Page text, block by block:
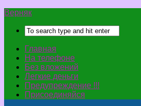
Верняк
Главная
На телефоне
Без вложений
Легкие деньги
Предупреждение !!!
Присоединяйся